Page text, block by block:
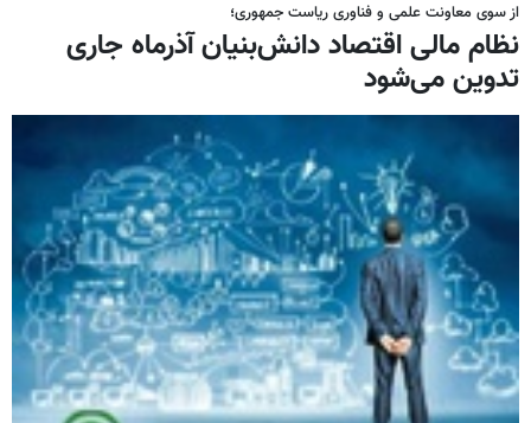
از سوی معاونت علمی و فناوری ریاست جمهوری؛
نظام مالی اقتصاد دانش‌بنیان آذرماه جاری
تدوین می‌شود